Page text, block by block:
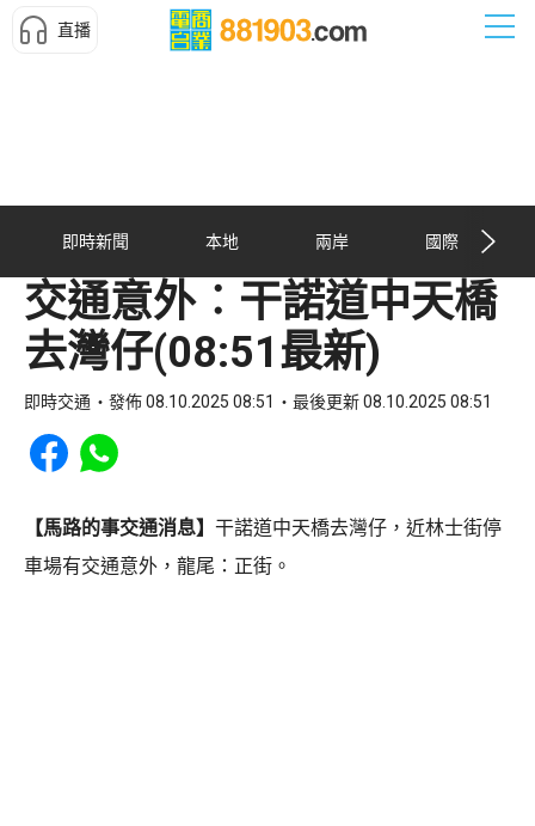
直播
即時新聞 本地 兩岸 國際
交通意外︰干諾道中天橋
去灣仔(08:51最新)
即時交通 發佈 08.10.2025 08:51 最後更新 08.10.2025 08:51
Share to Facebook
Share to WhatsApp
【馬路的事交通消息】 干諾道中天橋去灣仔，近林士街停
車場有交通意外，龍尾：正街。